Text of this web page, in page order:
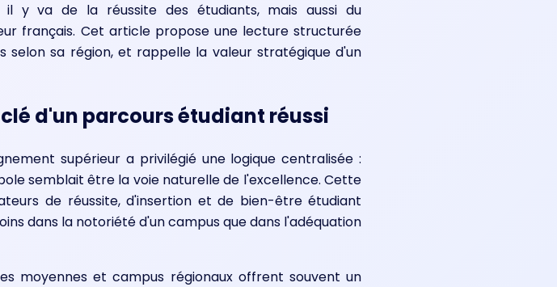
y va de la réussite des étudiants, mais aussi du
français. Cet article propose une lecture structurée
selon sa région, et rappelle la valeur stratégique d'un
d'un parcours étudiant réussi
supérieur a privilégié une logique centralisée :
semblait être la voie naturelle de l'excellence. Cette
de réussite, d'insertion et de bien-être étudiant
dans la notoriété d'un campus que dans l'adéquation
moyennes et campus régionaux offrent souvent un